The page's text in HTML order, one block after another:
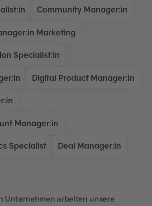
Community Manager:in
Marketing
Specialist:in
Digital Product Manager:in
Manager:in
Specialist Deal Manager:in
Unternehmen arbeiten unsere